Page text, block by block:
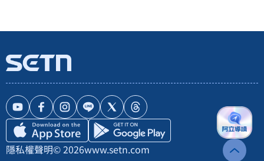
隱私權聲明© 2026www.setn.com